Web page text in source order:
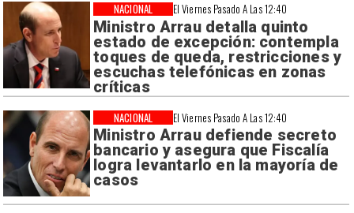
El Viernes Pasado A Las 12:40
Ministro Arrau detalla quinto
estado de excepción: contempla
toques de queda, restricciones y
escuchas telefónicas en zonas
críticas
NACIONAL
El Viernes Pasado A Las 12:40
Ministro Arrau defiende secreto
bancario y asegura que Fiscalía
logra levantarlo en la mayoría de
casos
NACIONAL